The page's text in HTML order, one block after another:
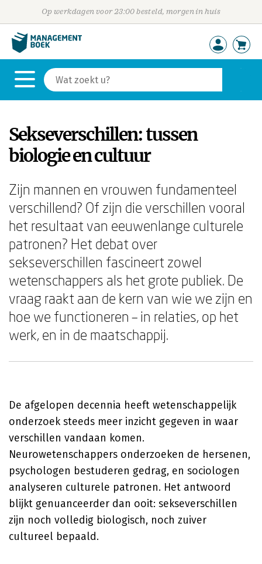
Op werkdagen voor 23:00 besteld, morgen in huis
Sekseverschillen: tussen
biologie en cultuur
Zijn mannen en vrouwen fundamenteel
verschillend? Of zijn die verschillen vooral
het resultaat van eeuwenlange culturele
patronen? Het debat over
sekseverschillen fascineert zowel
wetenschappers als het grote publiek. De
vraag raakt aan de kern van wie we zijn en
hoe we functioneren – in relaties, op het
werk, en in de maatschappij.
De afgelopen decennia heeft wetenschappelijk
onderzoek steeds meer inzicht gegeven in waar
verschillen vandaan komen.
Neurowetenschappers onderzoeken de hersenen,
psychologen bestuderen gedrag, en sociologen
analyseren culturele patronen. Het antwoord
blijkt genuanceerder dan ooit: sekseverschillen
zijn noch volledig biologisch, noch zuiver
cultureel bepaald.